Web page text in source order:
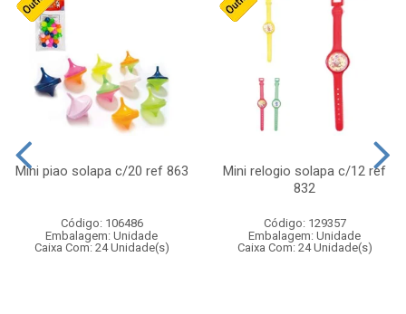
Mini piao solapa c/20 ref 863
Código: 106486
Embalagem: Unidade
Caixa Com: 24 Unidade(s)
Mini relogio solapa c/12 ref
832
Código: 129357
Embalagem: Unidade
Caixa Com: 24 Unidade(s)